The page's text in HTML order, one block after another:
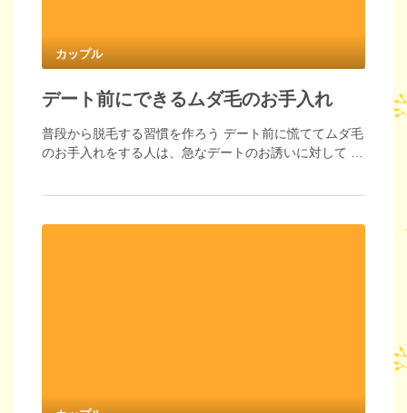
カップル
デート前にできるムダ毛のお手入れ
普段から脱毛する習慣を作ろう デート前に慌ててムダ毛
のお手入れをする人は、急なデートのお誘いに対して …